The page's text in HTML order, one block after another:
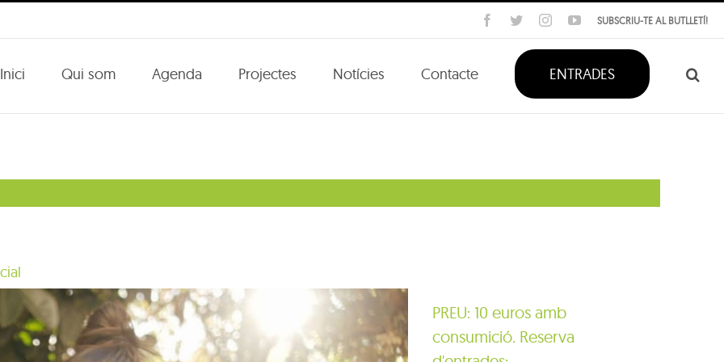
SUBSCRIU-TE AL BUTLLETÍ!
Facebook
TwitterInstagramYouTube
Inici Qui som Agenda Projectes Notícies Contacte ENTRADES
PREU: 10 euros amb
consumició. Reserva